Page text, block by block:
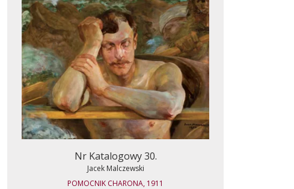
Nr Katalogowy 30.
Jacek Malczewski
POMOCNIK CHARONA, 1911